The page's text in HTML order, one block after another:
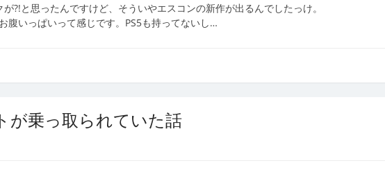
?!と思ったんですけど、そういやエスコンの新作が出るんでしたっけ。
腹いっぱいって感じです。PS5も持ってないし…
が乗っ取られていた話